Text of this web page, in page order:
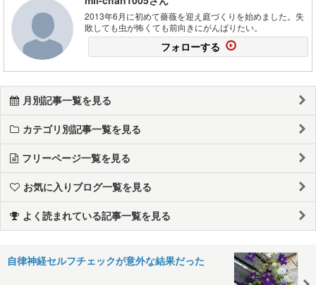
2013年6月に初めて薔薇を迎え庭づくりを始めました。失
敗しても虫が怖くても前向きにがんばりたい。
フォローする
月別記事一覧を見る
カテゴリ別記事一覧を見る
フリーページ一覧を見る
お気に入りブログ一覧を見る
よく読まれている記事一覧を見る
自律神経セルフチェックが意外な結果だった